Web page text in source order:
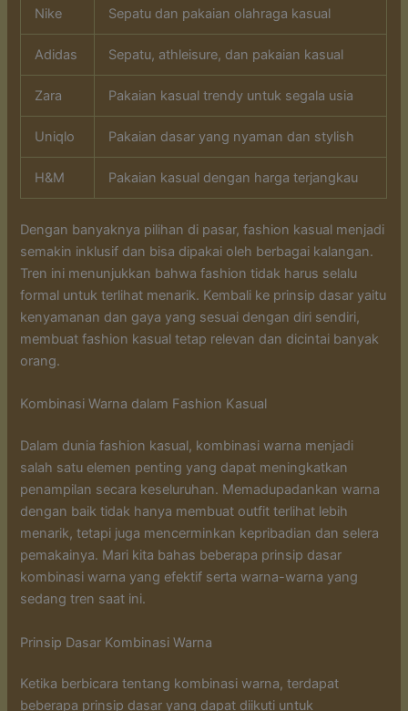
Nike Sepatu dan pakaian olahraga kasual
Adidas Sepatu, athleisure, dan pakaian kasual
Zara Pakaian kasual trendy untuk segala usia
Uniqlo Pakaian dasar yang nyaman dan stylish
H&M Pakaian kasual dengan harga terjangkau
Dengan banyaknya pilihan di pasar, fashion kasual menjadi
semakin inklusif dan bisa dipakai oleh berbagai kalangan.
Tren ini menunjukkan bahwa fashion tidak harus selalu
formal untuk terlihat menarik. Kembali ke prinsip dasar yaitu
kenyamanan dan gaya yang sesuai dengan diri sendiri,
membuat fashion kasual tetap relevan dan dicintai banyak
orang.
Kombinasi Warna dalam Fashion Kasual
Dalam dunia fashion kasual, kombinasi warna menjadi
salah satu elemen penting yang dapat meningkatkan
penampilan secara keseluruhan. Memadupadankan warna
dengan baik tidak hanya membuat outfit terlihat lebih
menarik, tetapi juga mencerminkan kepribadian dan selera
pemakainya. Mari kita bahas beberapa prinsip dasar
kombinasi warna yang efektif serta warna-warna yang
sedang tren saat ini.
Prinsip Dasar Kombinasi Warna
Ketika berbicara tentang kombinasi warna, terdapat
beberapa prinsip dasar yang dapat diikuti untuk